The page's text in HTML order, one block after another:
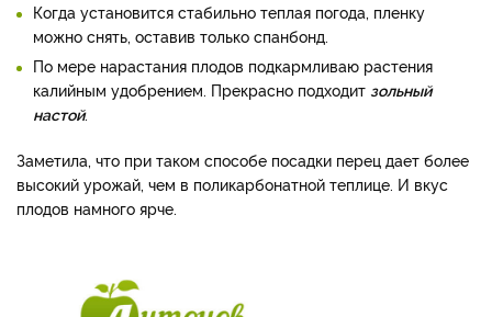
Когда установится стабильно теплая погода, пленку
можно снять, оставив только спанбонд.
По мере нарастания плодов подкармливаю растения
калийным удобрением. Прекрасно подходит зольный
настой.
Заметила, что при таком способе посадки перец дает более
высокий урожай, чем в поликарбонатной теплице. И вкус
плодов намного ярче.